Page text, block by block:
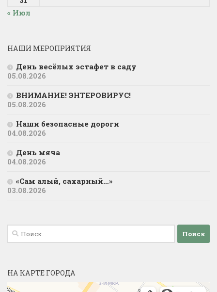
« Июл
НАШИ МЕРОПРИЯТИЯ
День весёлых эстафет в саду
05.08.2026
ВНИМАНИЕ! ЭНТЕРОВИРУС!
05.08.2026
Наши безопасные дороги
04.08.2026
День мяча
04.08.2026
«Сам алый, сахарный…»
03.08.2026
Найти:
НА КАРТЕ ГОРОДА